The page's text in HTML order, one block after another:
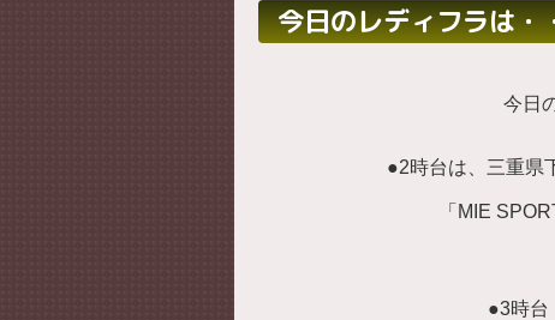
今日のレディフラは・
今日
●2時台は、三重県
「MIE
●3時台